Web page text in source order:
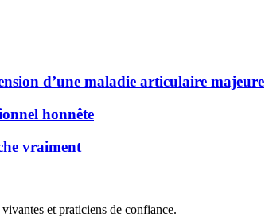
d’une maladie articulaire majeure
honnête
vraiment
et praticiens de confiance.